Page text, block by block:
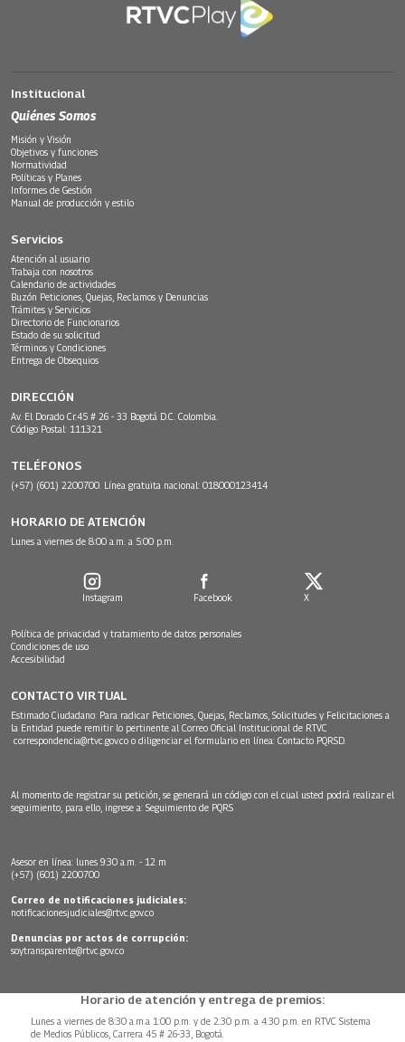
Institucional
Quiénes Somos
Misión y Visión
Objetivos y funciones
Normatividad
Políticas y Planes
Informes de Gestión
Manual de producción y estilo
Servicios
Atención al usuario
Trabaja con nosotros
Calendario de actividades
Buzón Peticiones, Quejas, Reclamos y Denuncias
Trámites y Servicios
Directorio de Funcionarios
Estado de su solicitud
Términos y Condiciones
Entrega de Obsequios
DIRECCIÓN
Av. El Dorado Cr.45 # 26 - 33 Bogotá D.C. Colombia.
Código Postal: 111321
TELÉFONOS
(+57) (601) 2200700. Línea gratuita nacional: 018000123414
HORARIO DE ATENCIÓN
Lunes a viernes de 8:00 a.m. a 5:00 p.m.
Instagram Facebook X
Política de privacidad y tratamiento de datos personales
Condiciones de uso
Accesibilidad
CONTACTO VIRTUAL
Estimado Ciudadano: Para radicar Peticiones, Quejas, Reclamos, Solicitudes y Felicitaciones a
la Entidad puede remitir lo pertinente al Correo Oficial Institucional de RTVC
correspondencia@rtvc.gov.co o diligenciar el formulario en línea: Contacto PQRSD.
Al momento de registrar su petición, se generará un código con el cual usted podrá realizar el
seguimiento, para ello, ingrese a: Seguimiento de PQRS
Asesor en línea: lunes 9:30 a.m. - 12 m
(+57) (601) 2200700
Correo de notificaciones judiciales:
notificacionesjudiciales@rtvc.gov.co
Denuncias por actos de corrupción:
soytransparente@rtvc.gov.co
Horario de atención y entrega de premios:
Lunes a viernes de 8:30 a.m.a 1:00 p.m. y de 2:30 p.m. a 4:30 p.m. en RTVC Sistema
de Medios Públicos, Carrera 45 # 26-33, Bogotá.